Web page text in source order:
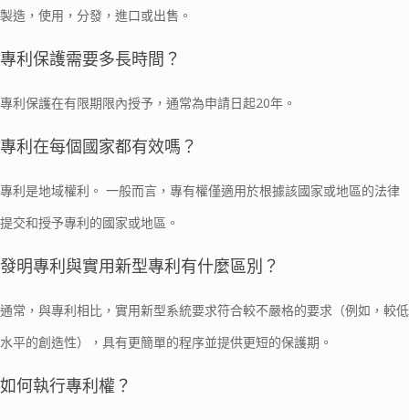
製造，使用，分發，進口或出售。
專利保護需要多長時間？
專利保護在有限期限內授予，通常為申請日起20年。
專利在每個國家都有效嗎？
專利是地域權利。 一般而言，專有權僅適用於根據該國家或地區的法律
提交和授予專利的國家或地區。
發明專利與實用新型專利有什麼區別？
通常，與專利相比，實用新型系統要求符合較不嚴格的要求（例如，較低
水平的創造性），具有更簡單的程序並提供更短的保護期。
如何執行專利權？